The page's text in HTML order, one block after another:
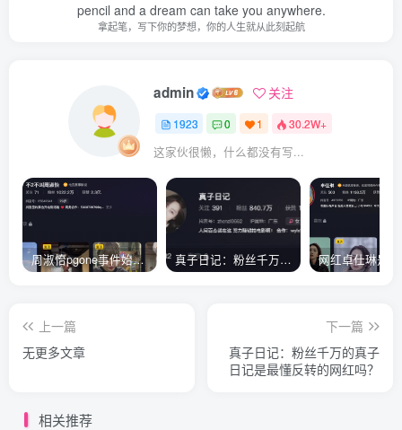
pencil and a dream can take you anywhere.
拿起笔，写下你的梦想，你的人生就从此刻起航
admin 关注
1923 0 1 30.2W+
这家伙很懒，什么都没有写...
周淑怡pgone事件始末，周淑怡现状 真子日记：粉丝千万的真子日记是最懂反转的网红吗？
上一篇
无更多文章
下一篇
真子日记：粉丝千万的真子
日记是最懂反转的网红吗？
相关推荐